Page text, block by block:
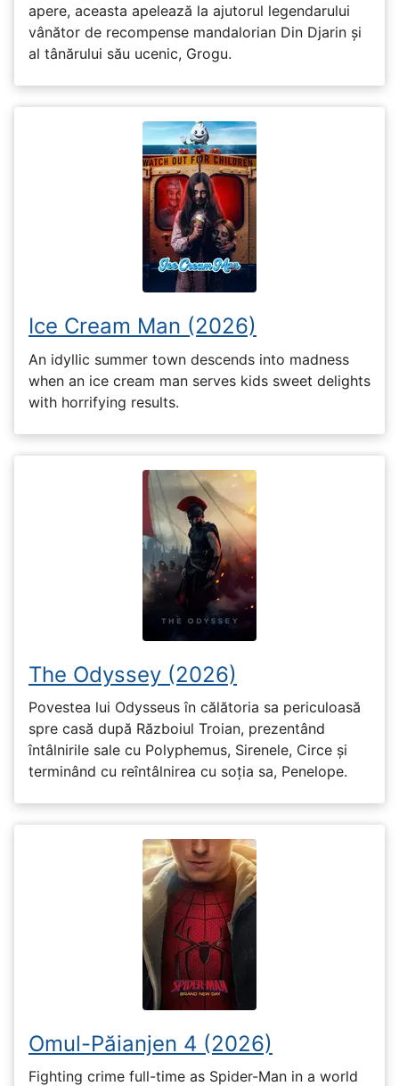
apere, aceasta apelează la ajutorul legendarului
vânător de recompense mandalorian Din Djarin și
al tânărului său ucenic, Grogu.
Ice Cream Man (2026)
An idyllic summer town descends into madness
when an ice cream man serves kids sweet delights
with horrifying results.
The Odyssey (2026)
Povestea lui Odysseus în călătoria sa periculoasă
spre casă după Războiul Troian, prezentând
întâlnirile sale cu Polyphemus, Sirenele, Circe și
terminând cu reîntâlnirea cu soția sa, Penelope.
Omul-Păianjen 4 (2026)
Fighting crime full-time as Spider-Man in a world